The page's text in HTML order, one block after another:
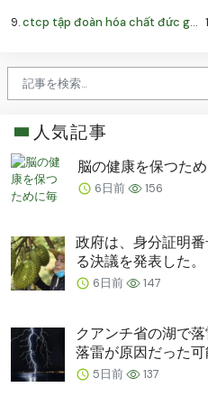
9.ctcp tập đoàn hóa chất đức giang
人気記事
脳の健康を保つた
6日前 156
政府は、身分証明
る決議を発表した。
6日前 147
クアンチ省の湖で
落雷が原因だった
5日前 137